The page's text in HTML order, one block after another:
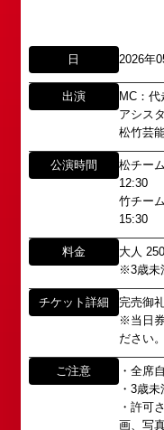
日 2026年
出演
MC：
アシス
松竹芸
公演時間
松チー
12:30
竹チー
15:30
料金
大人
※3歳未
チケット詳細
完売御
※当日
ださい。
ご注意
・全席
・3歳
・許可
画、写
心
「角座」の名称は
代に遡ります。
「角座」はかつて
「五つ櫓」若しく
1960年～70年代
(大阪市中央区)や
弊社直営の劇場
がれていましたが、
2008年の角座ビ
消滅致しました。
この由緒ある名
中心である東京
所属オーディシ
以下のアドレスか
大阪本社 タレン
東京支社 タレン
イベント出演依
以下のページから
イベント出演依頼
https://
タレントへのフ
ホームページに